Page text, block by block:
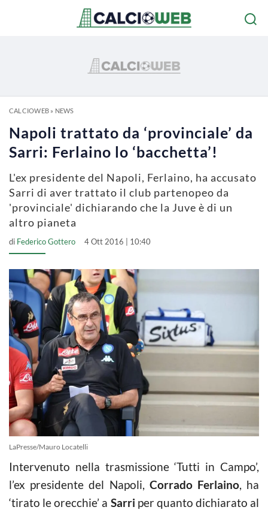
CALCIOWEB» NEWS
Napoli trattato da ‘provinciale’ da
Sarri: Ferlaino lo ‘bacchetta’!
L'ex presidente del Napoli, Ferlaino, ha accusato
Sarri di aver trattato il club partenopeo da
'provinciale' dichiarando che la Juve è di un
altro pianeta
di Federico Gottero 4 Ott 2016 | 10:40
LaPresse/Mauro Locatelli
Intervenuto nella trasmissione ‘Tutti in Campo’,
l’ex presidente del Napoli, Corrado Ferlaino, ha
‘tirato le orecchie’ a Sarri per quanto dichiarato al